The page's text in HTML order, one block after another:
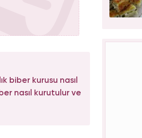
biber kurusu nasıl
nasıl kurutulur ve